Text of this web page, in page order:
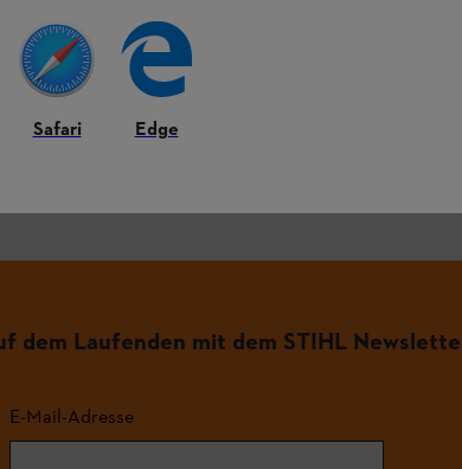
dem Laufenden mit dem STIHL
E-Mail-Adresse
Safari Edge